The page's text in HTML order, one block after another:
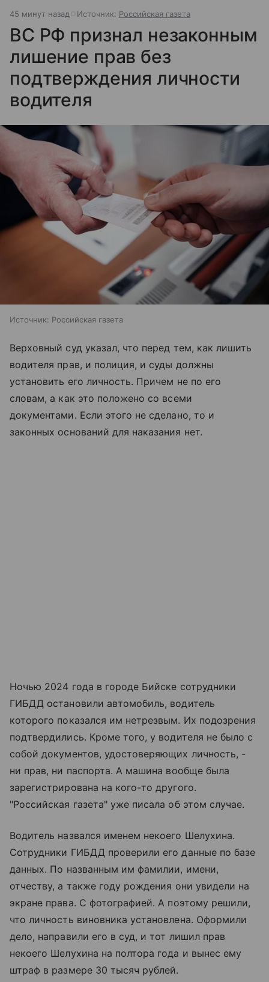
45 минут назад Источник: Российская газета
ВС РФ признал незаконным
лишение прав без
подтверждения личности
водителя
Источник: Российская газета
Верховный суд указал, что перед тем, как лишить
водителя прав, и полиция, и суды должны
установить его личность. Причем не по его
словам, а как это положено со всеми
документами. Если этого не сделано, то и
законных оснований для наказания нет.
Ночью 2024 года в городе Бийске сотрудники
ГИБДД остановили автомобиль, водитель
которого показался им нетрезвым. Их подозрения
подтвердились. Кроме того, у водителя не было с
собой документов, удостоверяющих личность, -
ни прав, ни паспорта. А машина вообще была
зарегистрирована на кого-то другого.
"Российская газета" уже писала об этом случае.
Водитель назвался именем некоего Шелухина.
Сотрудники ГИБДД проверили его данные по базе
данных. По названным им фамилии, имени,
отчеству, а также году рождения они увидели на
экране права. С фотографией. А поэтому решили,
что личность виновника установлена. Оформили
дело, направили его в суд, и тот лишил прав
некоего Шелухина на полтора года и вынес ему
штраф в размере 30 тысяч рублей.